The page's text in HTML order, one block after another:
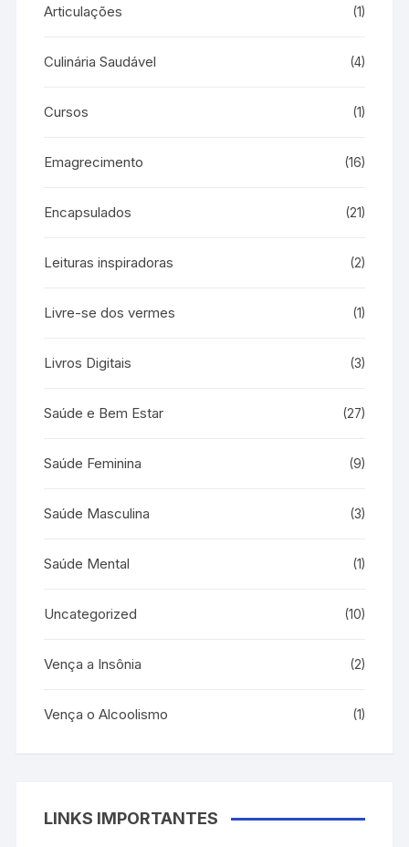
Articulações (1)
Culinária Saudável (4)
Cursos (1)
Emagrecimento (16)
Encapsulados (21)
Leituras inspiradoras (2)
Livre-se dos vermes (1)
Livros Digitais (3)
Saúde e Bem Estar (27)
Saúde Feminina (9)
Saúde Masculina (3)
Saúde Mental (1)
Uncategorized (10)
Vença a Insônia (2)
Vença o Alcoolismo (1)
LINKS IMPORTANTES